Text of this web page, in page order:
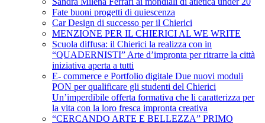
Fate buoni progetti di quiescenza
Car Design di successo per il Chierici
MENZIONE PER IL CHIERICI AL WE WRITE
Scuola diffusa: il Chierici la realizza con in
“QUADERNISTI” Arte d’impronta per ritrarre la città
iniziativa aperta a tutti
E- commerce e Portfolio digitale Due nuovi moduli
PON per qualificare gli studenti del Chierici
Un’imperdibile offerta formativa che li caratterizza per
la vita con la loro fresca impronta creativa
“CERCANDO ARTE E BELLEZZA” PRIMO